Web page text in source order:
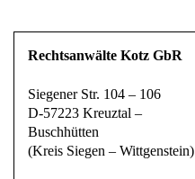
Rechtsanwälte Kotz GbR
Siegener Str. 104 – 106
D-57223 Kreuztal –
Buschhütten
(Kreis Siegen – Wittgenstein)